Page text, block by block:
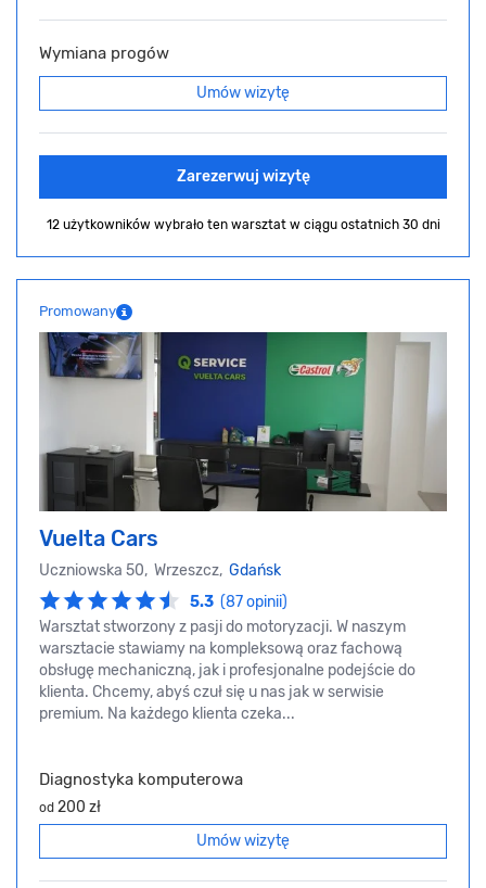
Wymiana progów
Umów wizytę
Zarezerwuj wizytę
12 użytkowników wybrało ten warsztat w ciągu ostatnich 30 dni
Promowany
Vuelta Cars
Uczniowska 50, Wrzeszcz, Gdańsk
5.3 (87 opinii)
Warsztat stworzony z pasji do motoryzacji. W naszym
warsztacie stawiamy na kompleksową oraz fachową
obsługę mechaniczną, jak i profesjonalne podejście do
klienta. Chcemy, abyś czuł się u nas jak w serwisie
premium. Na każdego klienta czeka...
Diagnostyka komputerowa
od 200 zł
Umów wizytę